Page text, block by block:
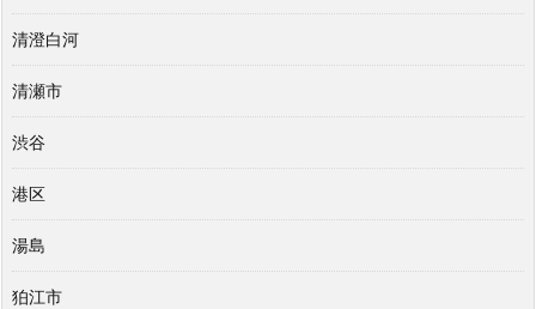
清澄白河
清瀬市
渋谷
港区
湯島
狛江市